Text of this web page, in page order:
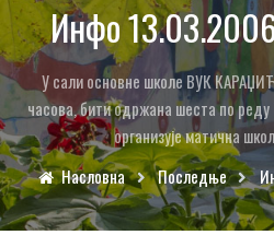
Инфо
У сали основне школе ВУК
часова, бити одржана шеста по
организује матична
Насловна
Последње